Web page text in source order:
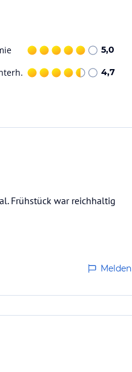
5,0
4,7
Frühstück war reichhaltig
Melden